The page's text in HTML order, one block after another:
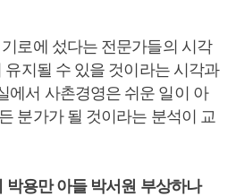
로에 섰다는 전문가들의 시각
유지될 수 있을 것이라는 시각과
에서 사촌경영은 쉬운 일이 아
분가가 될 것이라는 분석이 교
용만 아들 박서원 부상하나